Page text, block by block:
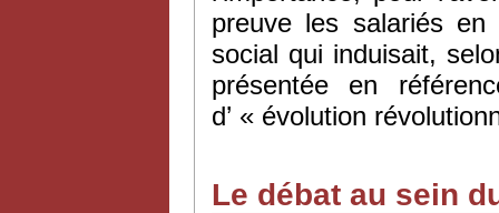
preuve les salariés
social qui induisait,
présentée en
d’ « évolution
Le débat au sein